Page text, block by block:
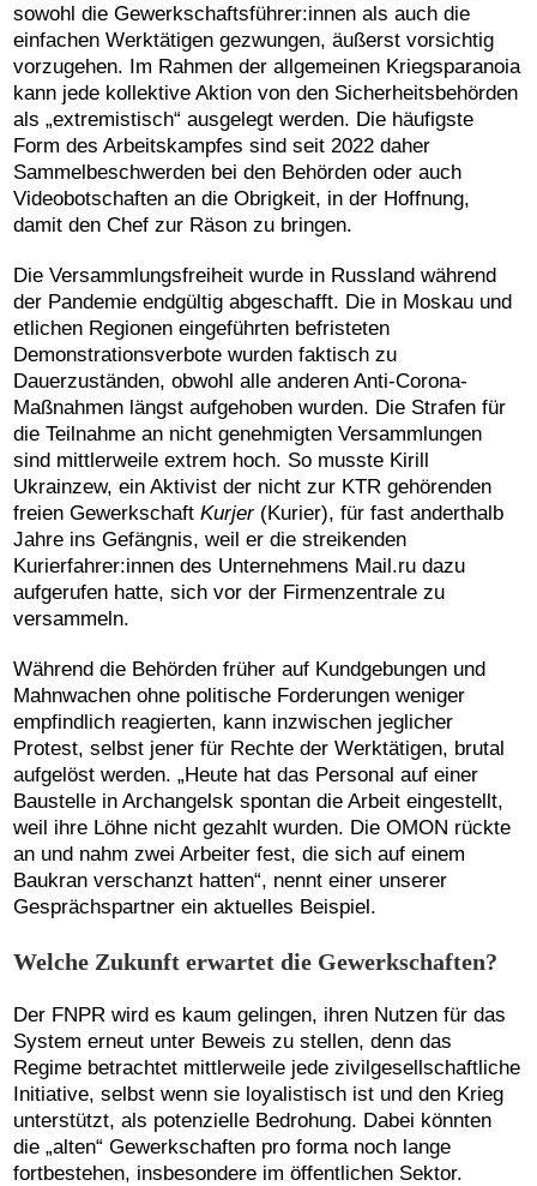
sowohl die Gewerkschaftsführer:innen als auch die
einfachen Werktätigen gezwungen, äußerst vorsichtig
vorzugehen. Im Rahmen der allgemeinen Kriegsparanoia
kann jede kollektive Aktion von den Sicherheitsbehörden
als „extremistisch“ ausgelegt werden. Die häufigste
Form des Arbeitskampfes sind seit 2022 daher
Sammelbeschwerden bei den Behörden oder auch
Videobotschaften an die Obrigkeit, in der Hoffnung,
damit den Chef zur Räson zu bringen.
Die Versammlungsfreiheit wurde in Russland während
der Pandemie endgültig abgeschafft. Die in Moskau und
etlichen Regionen eingeführten befristeten
Demonstrationsverbote wurden faktisch zu
Dauerzuständen, obwohl alle anderen Anti-Corona-
Maßnahmen längst aufgehoben wurden. Die Strafen für
die Teilnahme an nicht genehmigten Versammlungen
sind mittlerweile extrem hoch. So musste Kirill
Ukrainzew, ein Aktivist der nicht zur KTR gehörenden
freien GewerkschaftKurjer(Kurier), für fast anderthalb
Jahre ins Gefängnis, weil er die streikenden
Kurierfahrer:innen des Unternehmens Mail.ru dazu
aufgerufen hatte, sich vor der Firmenzentrale zu
versammeln.
Während die Behörden früher auf Kundgebungen und
Mahnwachen ohne politische Forderungen weniger
empfindlich reagierten, kann inzwischen jeglicher
Protest, selbst jener für Rechte der Werktätigen, brutal
aufgelöst werden. „Heute hat das Personal auf einer
Baustelle in Archangelsk spontan die Arbeit eingestellt,
weil ihre Löhne nicht gezahlt wurden. Die OMON rückte
an und nahm zwei Arbeiter fest, die sich auf einem
Baukran verschanzt hatten“, nennt einer unserer
Gesprächspartner ein aktuelles Beispiel.
Welche Zukunft erwartet die Gewerkschaften?
Der FNPR wird es kaum gelingen, ihren Nutzen für das
System erneut unter Beweis zu stellen, denn das
Regime betrachtet mittlerweile jede zivilgesellschaftliche
Initiative, selbst wenn sie loyalistisch ist und den Krieg
unterstützt, als potenzielle Bedrohung. Dabei könnten
die „alten“ Gewerkschaften pro forma noch lange
fortbestehen, insbesondere im öffentlichen Sektor.